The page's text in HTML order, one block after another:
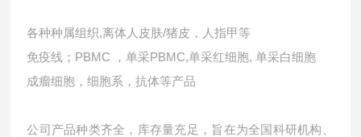
各种种属组织,离体人皮肤/猪皮，人指甲等
免疫线；PBMC ，单采PBMC,单采红细胞, 单采白细胞
成瘤细胞，细胞系，抗体等产品
公司产品种类齐全，库存量充足，旨在为全国科研机构、